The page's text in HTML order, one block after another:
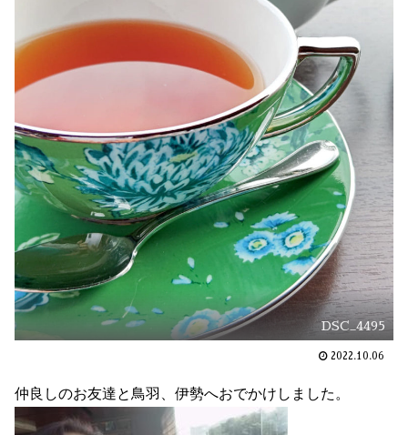
DSC_4495
2022.10.06
仲良しのお友達と鳥羽、伊勢へおでかけしました。